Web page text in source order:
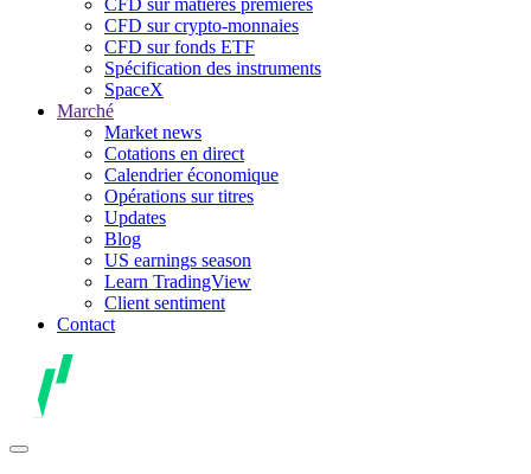
CFD sur crypto-monnaies
CFD sur fonds ETF
Spécification des instruments
SpaceX
Marché
Market news
Cotations en direct
Calendrier économique
Opérations sur titres
Updates
Blog
US earnings season
Learn TradingView
Client sentiment
Contact